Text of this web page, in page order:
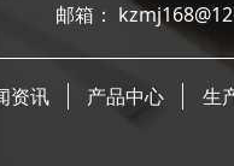
：
资讯 产品中心 生